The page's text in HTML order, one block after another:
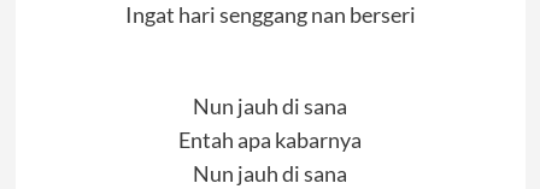
Ingat hari senggang nan berseri
Nun jauh di sana
Entah apa kabarnya
Nun jauh di sana